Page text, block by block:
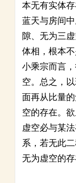
本无有实体
蓝天与房间
隙、无为三
体相，根本
小乘宗而言
空。总之，
面再从比量
空的存在。
虚空必与某
系，若无此
无为虚空的存